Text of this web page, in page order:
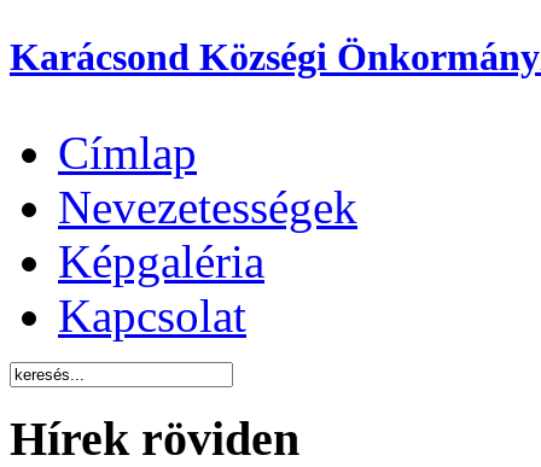
Karácsond Községi
Címlap
Nevezetességek
Képgaléria
Kapcsolat
Hírek röviden